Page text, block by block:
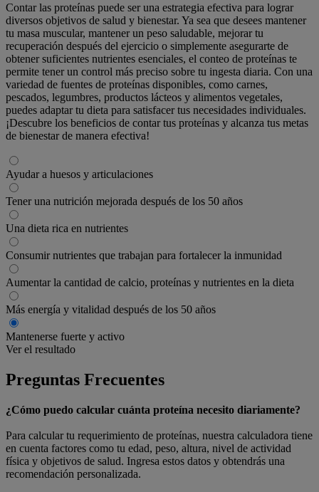
Contar las proteínas puede ser una estrategia efectiva para lograr
diversos objetivos de salud y bienestar. Ya sea que desees mantener
tu masa muscular, mantener un peso saludable, mejorar tu
recuperación después del ejercicio o simplemente asegurarte de
obtener suficientes nutrientes esenciales, el conteo de proteínas te
permite tener un control más preciso sobre tu ingesta diaria. Con una
variedad de fuentes de proteínas disponibles, como carnes,
pescados, legumbres, productos lácteos y alimentos vegetales,
puedes adaptar tu dieta para satisfacer tus necesidades individuales.
¡Descubre los beneficios de contar tus proteínas y alcanza tus metas
de bienestar de manera efectiva!
Ayudar a huesos y articulaciones
Tener una nutrición mejorada después de los 50 años
Una dieta rica en nutrientes
Consumir nutrientes que trabajan para fortalecer la inmunidad
Aumentar la cantidad de calcio, proteínas y nutrientes en la dieta
Más energía y vitalidad después de los 50 años
Mantenerse fuerte y activo
Ver el resultado
Preguntas Frecuentes
¿Cómo puedo calcular cuánta proteína necesito diariamente?
Para calcular tu requerimiento de proteínas, nuestra calculadora tiene
en cuenta factores como tu edad, peso, altura, nivel de actividad
física y objetivos de salud. Ingresa estos datos y obtendrás una
recomendación personalizada.